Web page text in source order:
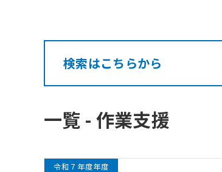
検索はこちらから
一覧 - 作業支援
令和７年度年度